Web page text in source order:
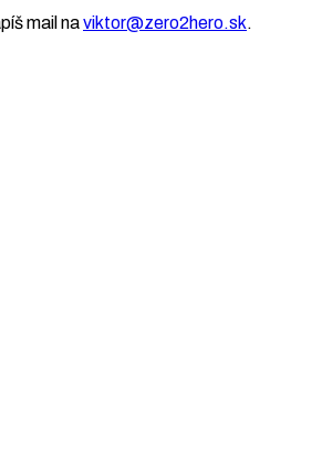
mail naviktor@zero2hero.sk.